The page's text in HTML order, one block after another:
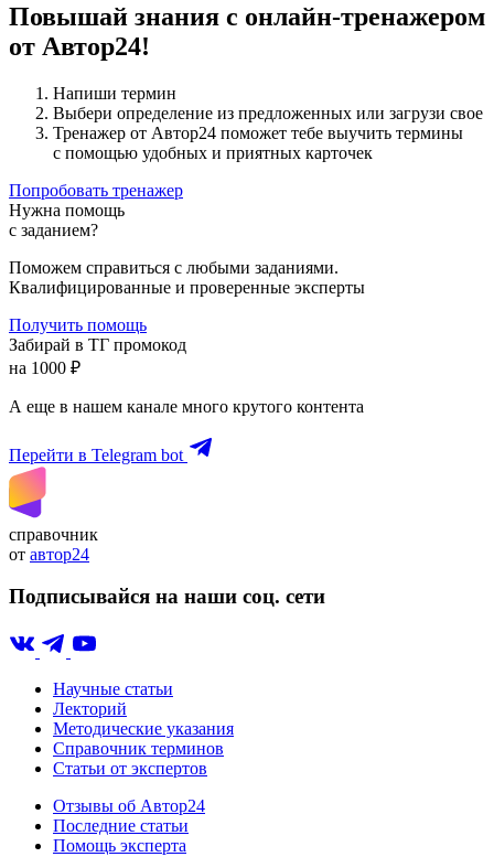
Повышай знания с онлайн-тренажером
от Автор24!
Напиши термин
Выбери определение из предложенных или загрузи свое
Тренажер от Автор24 поможет тебе выучить термины
с помощью удобных и приятных карточек
Попробовать тренажер
Нужна помощь
с заданием?
Поможем справиться с любыми заданиями.
Квалифицированные и проверенные эксперты
Получить помощь
Забирай в ТГ промокод
на 1000 ₽
А еще в нашем канале много крутого контента
Перейти в Telegram bot
справочник
от автор24
Подписывайся на наши соц. сети
Научные статьи
Лекторий
Методические указания
Справочник терминов
Статьи от экспертов
Отзывы об Автор24
Последние статьи
Помощь эксперта